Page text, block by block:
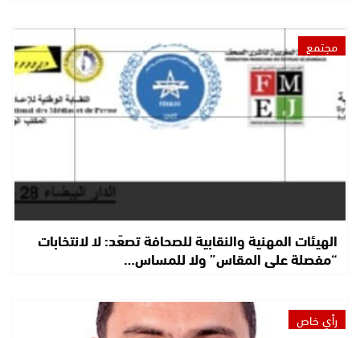
مجتمع
الهيئات المهنية والنقابية للصحافة تصعّد: لا لانتخابات
“مفصلة على المقاس” ولا للمساس…
رأي خاص